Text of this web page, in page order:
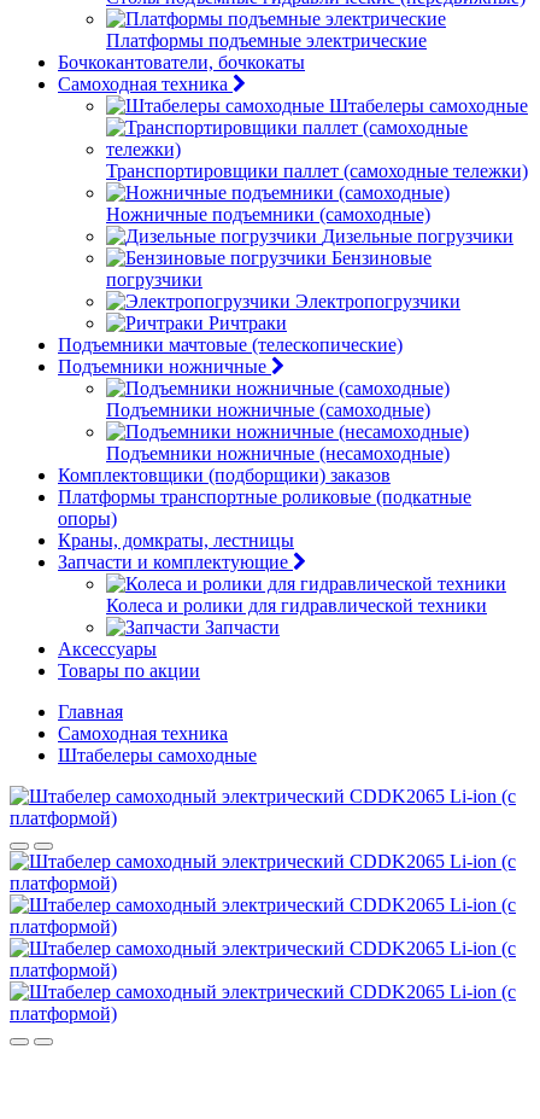
Платформы подъемные электрические
Бочкокантователи, бочкокаты
Самоходная техника
Штабелеры самоходные
Транспортировщики паллет (самоходные тележки)
Ножничные подъемники (самоходные)
Дизельные погрузчики
Бензиновые
погрузчики
Электропогрузчики
Ричтраки
Подъемники мачтовые (телескопические)
Подъемники ножничные
Подъемники ножничные (самоходные)
Подъемники ножничные (несамоходные)
Комплектовщики (подборщики) заказов
Платформы транспортные роликовые (подкатные
опоры)
Краны, домкраты, лестницы
Запчасти и комплектующие
Колеса и ролики для гидравлической техники
Запчасти
Аксессуары
Товары по акции
Главная
Самоходная техника
Штабелеры самоходные